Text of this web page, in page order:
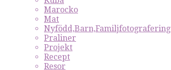
Marocko
Mat
Nyfödd,Barn,Familjfotografering
Praliner
Projekt
Recept
Resor